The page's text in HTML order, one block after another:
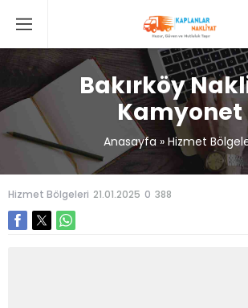
Bakırköy
Kamyonet
Anasayfa» Hizmet
Hizmet Bölgeleri 21.01.2025 0 388